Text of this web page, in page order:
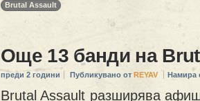
Brutal Assault
Още 13 банди на
преди 2 години Публикувано от REYAV Намира
Brutal Assault разширява